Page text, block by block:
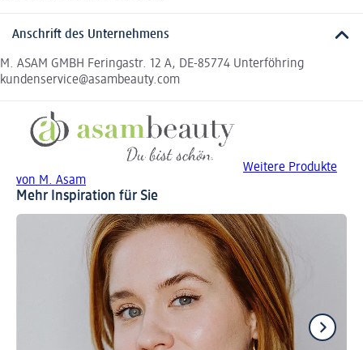
Anschrift des Unternehmens
M. ASAM GMBH Feringastr. 12 A, DE-85774 Unterföhring
kundenservice@asambeauty.com
Weitere Produkte
von M. Asam
Mehr Inspiration für Sie